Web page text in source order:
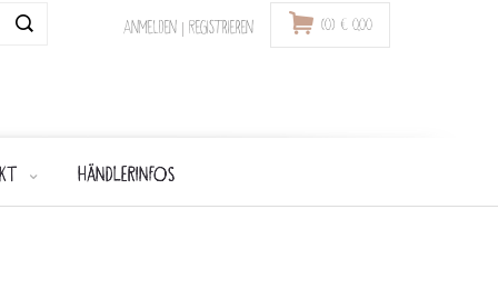
Anmelden | Registrieren (0) € 0,00
HÄNDLERINFOS